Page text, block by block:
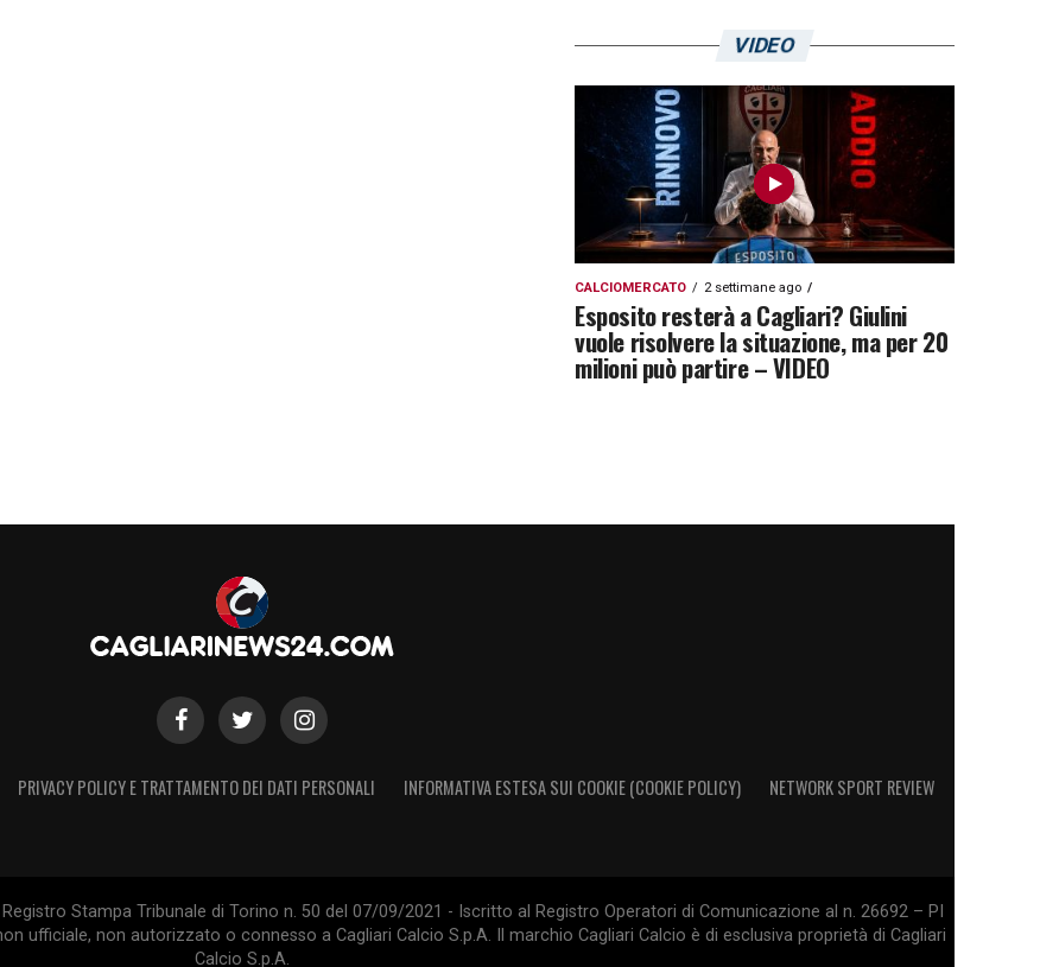
VIDEO
CALCIOMERCATO 2 settimane ago
Esposito resterà a Cagliari? Giulini
vuole risolvere la situazione, ma per 20
milioni può partire – VIDEO
PRIVACY POLICY E TRATTAMENTO DEI DATI PERSONALI INFORMATIVA ESTESA SUI COOKIE (COOKIE POLICY) NETWORK SPORT REVIEW
Stampa Tribunale di Torino n. 50 del 07/09/2021 - Iscritto al Registro Operatori di Comunicazione al n. 26692 – PI
ufficiale, non autorizzato o connesso a Cagliari Calcio S.p.A. Il marchio Cagliari Calcio è di esclusiva proprietà di Cagliari
Calcio S.p.A.